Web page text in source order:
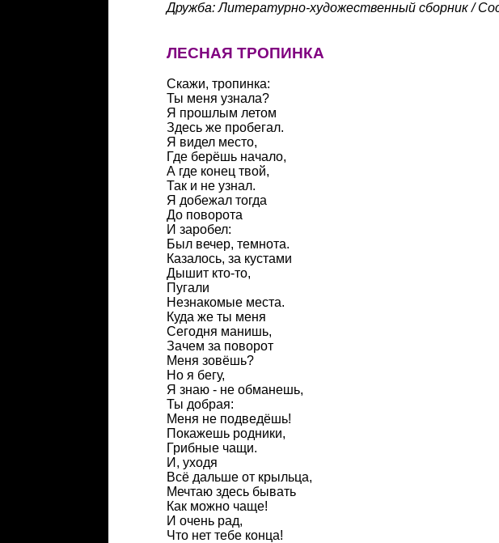
Дружба: Литературно-художественный сборник /
ЛЕСНАЯ ТРОПИНКА
Скажи, тропинка:
Ты меня узнала?
Я прошлым летом
Здесь же пробегал.
Я видел место,
Где берёшь начало,
А где конец твой,
Так и не узнал.
Я добежал тогда
До поворота
И заробел:
Был вечер, темнота.
Казалось, за кустами
Дышит кто-то,
Пугали
Незнакомые места.
Куда же ты меня
Сегодня манишь,
Зачем за поворот
Меня зовёшь?
Но я бегу,
Я знаю - не обманешь,
Ты добрая:
Меня не подведёшь!
Покажешь родники,
Грибные чащи.
И, уходя
Всё дальше от крыльца,
Мечтаю здесь бывать
Как можно чаще!
И очень рад,
Что нет тебе конца!